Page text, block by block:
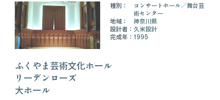
種別： コンサートホール
舞台芸
術センター
地域：
神奈川県
設計者： 久米設計
完成年： 1995
ふくやま芸術文化ホール
リーデンローズ
大ホール